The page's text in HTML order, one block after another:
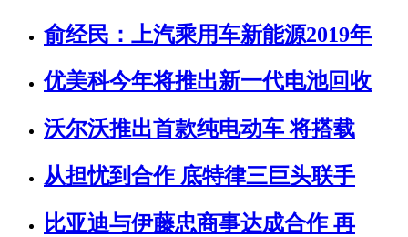
俞经民：上汽乘用车新能源2019年
优美科今年将推出新一代电池回收
沃尔沃推出首款纯电动车 将搭载
从担忧到合作 底特律三巨头联手
比亚迪与伊藤忠商事达成合作 再